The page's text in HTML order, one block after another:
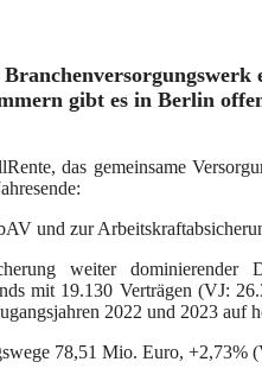
gibt es in Berlin
das gemeinsame
und zur
weiter dominierender
mit 19.130 Verträgen (VJ:
2022 und 2023 auf
78,51 Mio. Euro, +2,73%